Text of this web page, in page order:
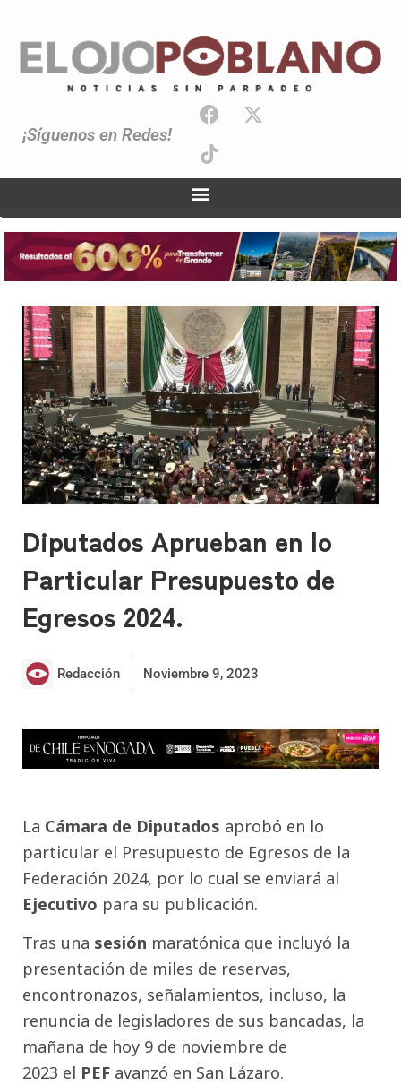
¡Síguenos en Redes!
Diputados Aprueban en lo
Particular Presupuesto de
Egresos 2024.
Redacción Noviembre 9, 2023
La Cámara de Diputados aprobó en lo
particular el Presupuesto de Egresos de la
Federación 2024, por lo cual se enviará al
Ejecutivo para su publicación.
Tras una sesión maratónica que incluyó la
presentación de miles de reservas,
encontronazos, señalamientos, incluso, la
renuncia de legisladores de sus bancadas, la
mañana de hoy 9 de noviembre de
2023 el PEF avanzó en San Lázaro.